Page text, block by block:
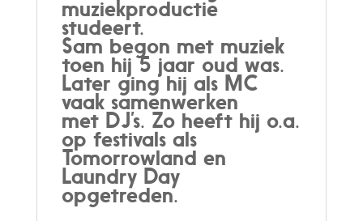
muziekproductie
studeert.
Sam begon met muziek
toen hij 5 jaar oud was.
Later ging hij als MC
vaak samenwerken
met DJ’s. Zo heeft hij o.a.
op festivals als
Tomorrowland en
Laundry Day
opgetreden.